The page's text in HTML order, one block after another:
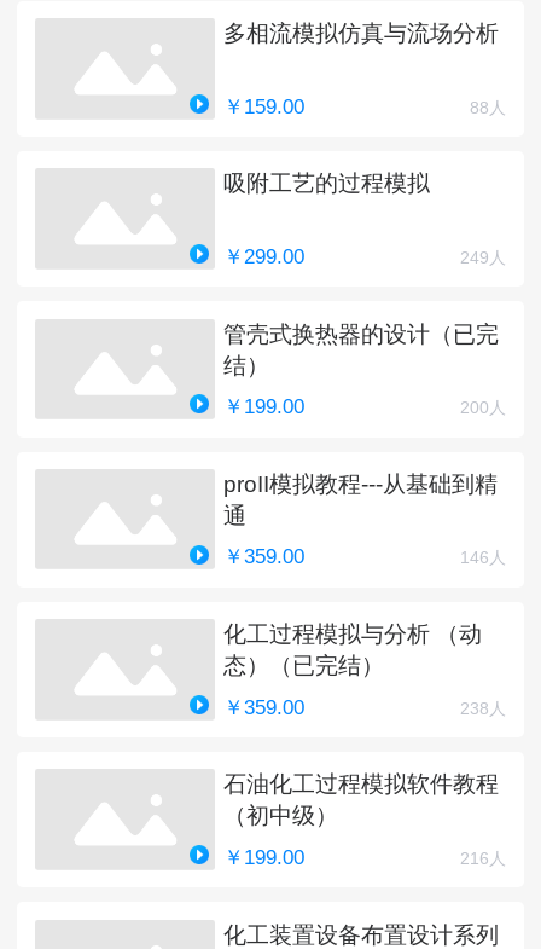
多相流模拟仿真与流场分析
￥159.00 88人
吸附工艺的过程模拟
￥299.00 249人
管壳式换热器的设计（已完
结）
￥199.00 200人
proII模拟教程---从基础到精
通
￥359.00 146人
化工过程模拟与分析 （动
态）（已完结）
￥359.00 238人
石油化工过程模拟软件教程
（初中级）
￥199.00 216人
化工装置设备布置设计系列